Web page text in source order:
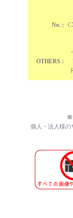
No. :
OTHERS :
※
個人・法人様の